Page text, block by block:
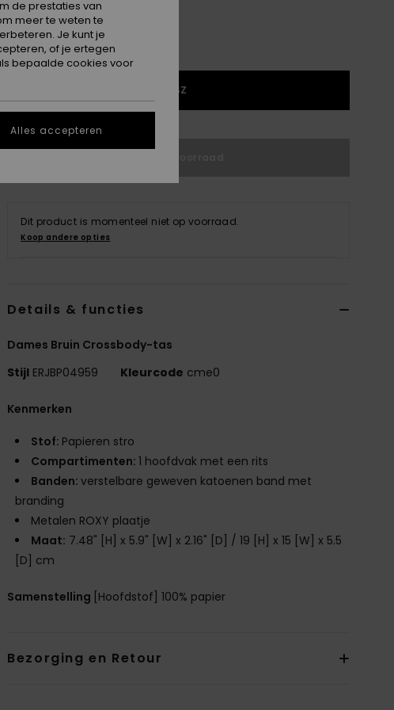
1SZ
Dit product is momenteel niet op voorraad.
Koop andere opties
Details & functies
Dames Bruin Crossbody-tas
Stijl ERJBP04959 Kleurcode cme0
Kenmerken
Stof: Papieren stro
Compartimenten:1 hoofdvak met een rits
Banden:verstelbare geweven katoenen band met
branding
Metalen ROXY plaatje
Maat: 7.48" [H] x 5.9" [W] x 2.16" [D] / 19 [H] x 15 [W] x 5.5
[D] cm
Samenstelling [Hoofdstof] 100% papier
Bezorging en Retour
de prestaties van
meer te weten te
Je kunt je
of je ertegen
bepaalde cookies voor
Alles accepteren